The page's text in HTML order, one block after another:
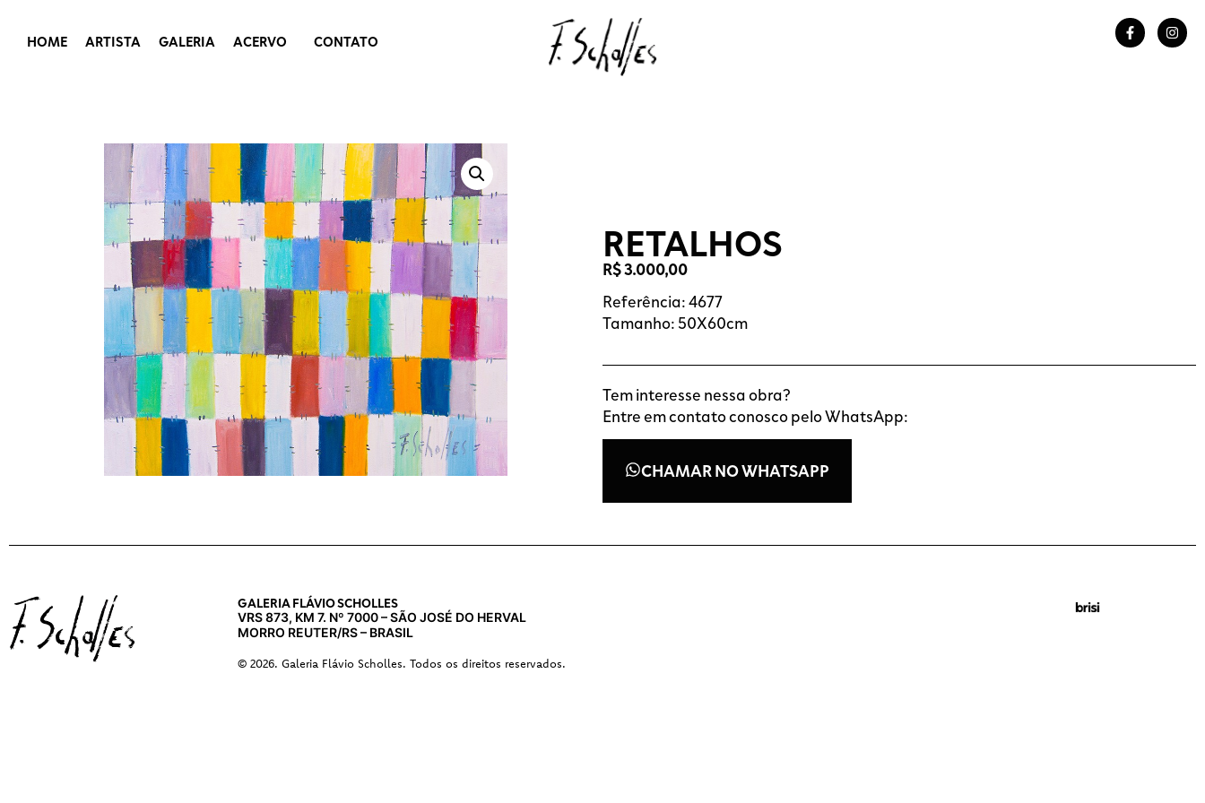
HOME ARTISTA GALERIA ACERVO CONTATO
RETALHOS
R$3.000,00
Referência: 4677
Tamanho: 50X60cm
Tem interesse nessa obra?
Entre em contato conosco pelo WhatsApp:
CHAMAR NO WHATSAPP
GALERIA FLÁVIO SCHOLLES
VRS 873, KM 7. Nº 7000 – SÃO JOSÉ DO HERVAL
MORRO REUTER/RS – BRASIL
© 2026. Galeria Flávio Scholles. Todos os direitos reservados.